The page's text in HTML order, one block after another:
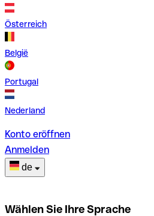
Österreich
België
Portugal
Nederland
Konto eröffnen
Anmelden
de
Wählen Sie Ihre Sprache